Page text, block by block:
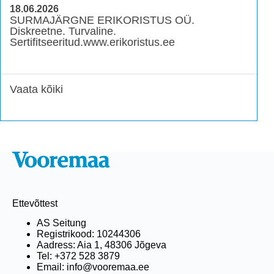
18.06.2026
SURMAJÄRGNE ERIKORISTUS OÜ.
Diskreetne. Turvaline.
Sertifitseeritud.www.erikoristus.ee
Vaata kõiki
Ettevõttest
AS Seitung
Registrikood: 10244306
Aadress: Aia 1, 48306 Jõgeva
Tel: +372 528 3879
Email: info@vooremaa.ee